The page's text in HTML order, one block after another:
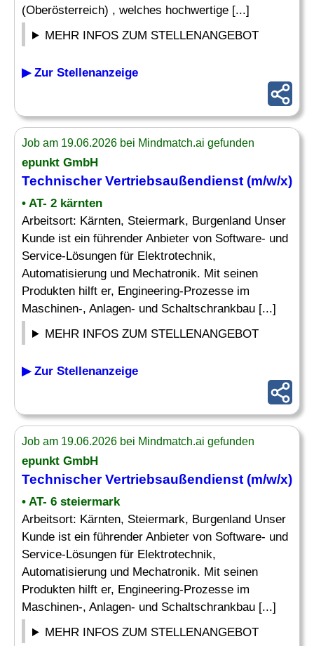
(Oberösterreich) , welches hochwertige [...]
MEHR INFOS ZUM STELLENANGEBOT
▶ Zur Stellenanzeige
Job am 19.06.2026 bei Mindmatch.ai gefunden
epunkt GmbH
TechnischerVertriebsaußendienst (m/w/x)
• AT- 2 kärnten
Arbeitsort: Kärnten, Steiermark, Burgenland Unser
Kunde ist ein führender Anbieter von Software- und
Service-Lösungen für Elektrotechnik,
Automatisierung und Mechatronik. Mit seinen
Produkten hilft er, Engineering-Prozesse im
Maschinen-, Anlagen- und Schaltschrankbau [...]
MEHR INFOS ZUM STELLENANGEBOT
▶ Zur Stellenanzeige
Job am 19.06.2026 bei Mindmatch.ai gefunden
epunkt GmbH
TechnischerVertriebsaußendienst (m/w/x)
• AT- 6 steiermark
Arbeitsort: Kärnten, Steiermark, Burgenland Unser
Kunde ist ein führender Anbieter von Software- und
Service-Lösungen für Elektrotechnik,
Automatisierung und Mechatronik. Mit seinen
Produkten hilft er, Engineering-Prozesse im
Maschinen-, Anlagen- und Schaltschrankbau [...]
MEHR INFOS ZUM STELLENANGEBOT